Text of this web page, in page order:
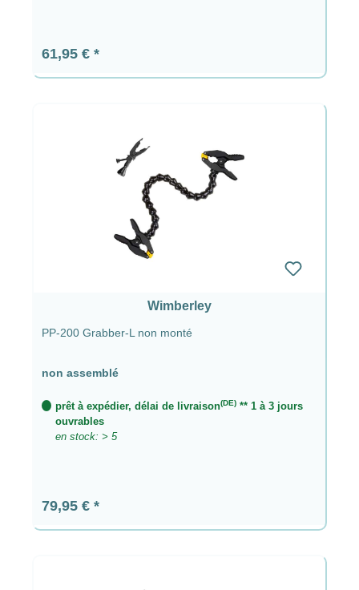
Prix régulier :
61,95 €
Wimberley
PP-200 Grabber-L non monté
non assemblé
prêt à expédier, délai de livraison(DE) ** 1 à 3 jours
ouvrables
en stock: > 5
Prix régulier :
79,95 €